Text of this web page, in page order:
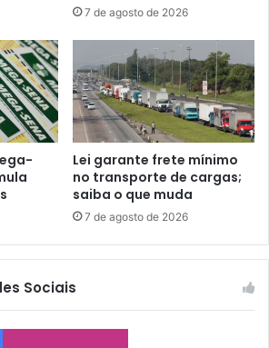
7 de agosto de 2026
Lei garante frete mínimo
no transporte de cargas;
saiba o que muda
7 de agosto de 2026
Sociais